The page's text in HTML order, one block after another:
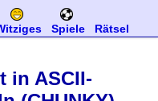
Spiele Rätsel
in ASCII-